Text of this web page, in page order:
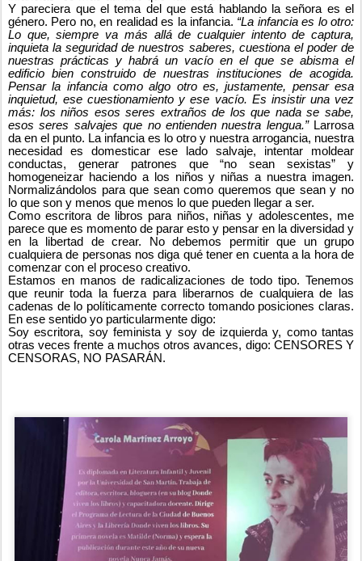
Y pareciera que el tema del que está hablando la señora es el
género. Pero no, en realidad es la infancia. “La infancia es lo otro:
Lo que, siempre va más allá de cualquier intento de captura,
inquieta la seguridad de nuestros saberes, cuestiona el poder de
nuestras prácticas y habrá un vacío en el que se abisma el
edificio bien construido de nuestras instituciones de acogida.
Pensar la infancia como algo otro es, justamente, pensar esa
inquietud, ese cuestionamiento y ese vacío. Es insistir una vez
más: los niños esos seres extraños de los que nada se sabe,
esos seres salvajes que no entienden nuestra lengua.”Larrosa
da en el punto. La infancia es lo otro y nuestra arrogancia, nuestra
necesidad es domesticar ese lado salvaje, intentar moldear
conductas, generar patrones que “no sean sexistas” y
homogeneizar haciendo a los niños y niñas a nuestra imagen.
Normalizándolos para que sean como queremos que sean y no
lo que son y menos que menos lo que pueden llegar a ser.
Como escritora de libros para niños, niñas y adolescentes, me
parece que es momento de parar esto y pensar en la diversidad y
en la libertad de crear. No debemos permitir que un grupo
cualquiera de personas nos diga qué tener en cuenta a la hora de
comenzar con el proceso creativo.
Estamos en manos de radicalizaciones de todo tipo. Tenemos
que reunir toda la fuerza para liberarnos de cualquiera de las
cadenas de lo políticamente correcto tomando posiciones claras.
En ese sentido yo particularmente digo:
Soy escritora, soy feminista y soy de izquierda y, como tantas
otras veces frente a muchos otros avances, digo: CENSORES Y
CENSORAS, NO PASARÁN.